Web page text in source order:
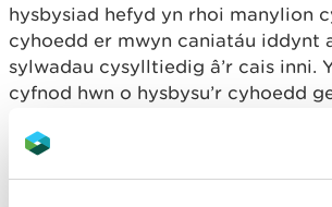
hysbysiad hefyd yn rhoi manylion
cyhoedd er mwyn caniatáu iddynt
sylwadau cysylltiedig â’r cais inni.
cyfnod hwn o hysbysu’r cyhoedd